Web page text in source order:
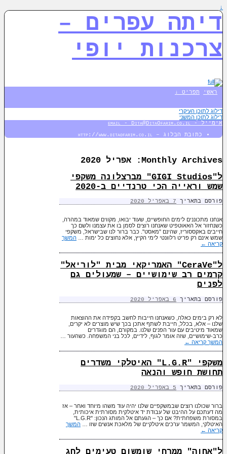
↓
דיתה עפרים –
צרכנות יופי
ראשי תפריט ↓
דילוג לתוכן העיקרי
דילוג לתוכן המשני
אימייל - email - Dita@DitaOfarim.co.il
כתובת הבלוג – http://www.ditaofarim.co.il
Monthly Archives:
אפריל 2020
ל"GIGI Studios" מברצלונה משקפי
שמש וראייה הכי טרנדיים ב-2020
פורסם בתאריך 7 באפריל 2020
אנחנו מתכוננים לימים החופשיים, שעוד יבואו, מקווים שמאוד במהרה,
כשנחזור אל האאוטפיט שאנחנו רוצים לסמן בו את עצמנו ולשם כך
חייבים באקססוריז, שהינם "מאסט". כבר ברור לנו שבישראל, משקפי
שמש אינם רק פריט רלוונטי לימי הקיץ, אלא נחוצים כל ימות … המשך
קריאה ←
ל"CeraVe" האמריקאי מבית "לוריאל"
קרמים רב שימושיים – שמעולים גם
לפנים
פורסם בתאריך 6 באפריל 2020
לא רק בימים כאלה, כשאנחנו חייבות לחשב בקפידה את ההוצאות
שלנו – אלא, בכלל, חייבת לשתף אתכן בכך שיש מוצרים לא יקרים,
שמאוד מיטיבים עם עור הפנים שלנו. במקורם, הם מוגדרים
כרב-שימושיים, שזה אומר לגוף, לידיים, לכל בני המשפחה. כשהעור …
המשך קריאה ←
משקפי "L.G.R" האיטלקי משדרים
תחושת חופש והנאה
פורסם בתאריך 5 באפריל 2020
ברור שכולנו רוצים שבמשקפיים שלנו יהיה עוד משהו מיוחד ואחר – אז
מה דעתכם על ההיבט של עבודת יד איטלקית מסורתית איכותית,
במסורת משפחתית? אם כך – הגעתם אל המותג הנכון: "L.G.R"
האיטלקי, המשמר ערכים איטלקיים של מלאכת אנשים שזו … המשך
קריאה ←
ל"אחוה" ממרחי שומשום טעימים לחג